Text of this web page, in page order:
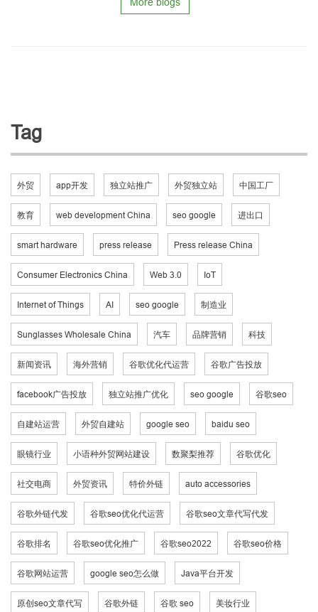
Tag
外贸 app开发 独立站推广 外贸独立站 中国工厂
教育 web development China seo google 进出口
smart hardware press release Press release China
Consumer Electronics China Web 3.0 IoT
Internet of Things AI seo google 制造业
Sunglasses Wholesale China 汽车 品牌营销 科技
新闻资讯 海外营销 谷歌优化代运营 谷歌广告投放
facebook广告投放 独立站推广优化 seo google 谷歌seo
自建站运营 外贸自建站 google seo baidu seo
眼镜行业 小语种外贸网站建设 数聚梨推荐 谷歌优化
社交电商 外贸资讯 特价外链 auto accessories
谷歌外链代发 谷歌seo优化代运营 谷歌seo文章代写代发
谷歌排名 谷歌seo优化推广 谷歌seo2022 谷歌seo价格
谷歌网站运营 google seo怎么做 Java平台开发
原创seo文章代写 谷歌外链 谷歌 seo 美妆行业